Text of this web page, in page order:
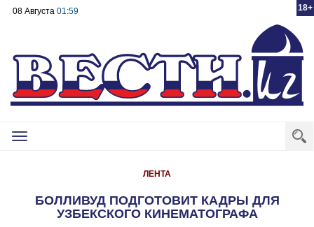
18+
08 Августа 01:59
Toggle
ЛЕНТА
БОЛЛИВУД ПОДГОТОВИТ КАДРЫ ДЛЯ
УЗБЕКСКОГО КИНЕМАТОГРАФА